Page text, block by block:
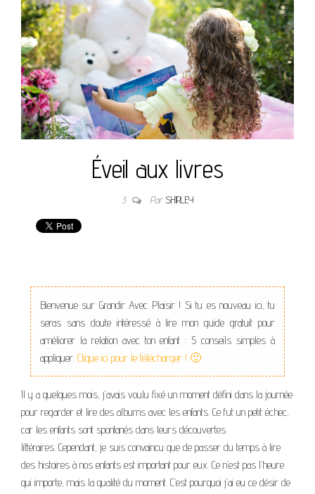
Éveil aux livres
3 Par SHIRLEY
Bienvenue sur Grandir Avec Plaisir ! Si tu es nouveau ici, tu
seras sans doute intéressé à lire mon guide gratuit pour
améliorer la relation avec ton enfant : 5 conseils simples à
appliquer. Clique ici pour le télécharger ! 🙂
Il y a quelques mois, j’avais voulu fixé un moment défini dans la journée
pour regarder et lire des albums avec les enfants. Ce fut un petit échec,
car les enfants sont spontanés dans leurs découvertes
littéraires. Cependant, je suis convaincu que de passer du temps à lire
des histoires à nos enfants est important pour eux. Ce n’est pas l’heure
qui importe, mais la qualité du moment. C’est pourquoi j’ai eu ce désir de